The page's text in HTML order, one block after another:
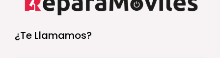
¿Te Llamamos?